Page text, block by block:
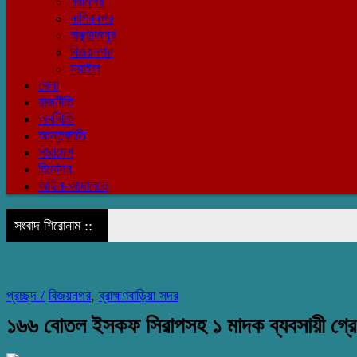
নাসিরনগর
বাঞ্ছারামপুর
বিজয়নগর
সরাইল
খেলা
রাজনীতি
অর্থনীতি
আন্তর্জাতি
সারাদেশ
বিনোদন
আইন-আদালতে
সংবাদ শিরোনাম ::
প্রচ্ছদ / বিজয়নগর,ব্রাহ্মণবাড়িয়া সদর
১৬৬ বোতল ইসকফ সিরাপসহ ১ মাদক ব্যবসায়ী